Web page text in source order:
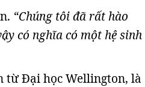
“Chúng tôi đã rất hào
có nghĩa có một hệ sinh
từ Đại học Wellington, là